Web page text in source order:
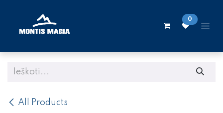
0
All Products